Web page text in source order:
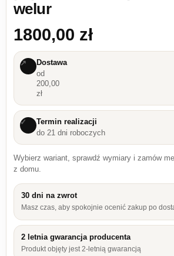
welur
1800,00 zł
↗
Dostawa
od
200,00
zł
✓
Termin realizacji
do 21 dni roboczych
Wybierz wariant, sprawdź wymiary i zamów
z domu.
30 dni na zwrot
Masz czas, aby spokojnie ocenić zakup po
2 letnia gwarancja producenta
Produkt objęty jest 2-letnią gwarancją